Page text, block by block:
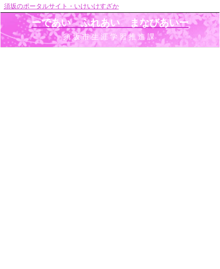
須坂のポータルサイト・いけいけすざか
ーであい ふれあい まなびあいー
須坂市生涯学習推進課